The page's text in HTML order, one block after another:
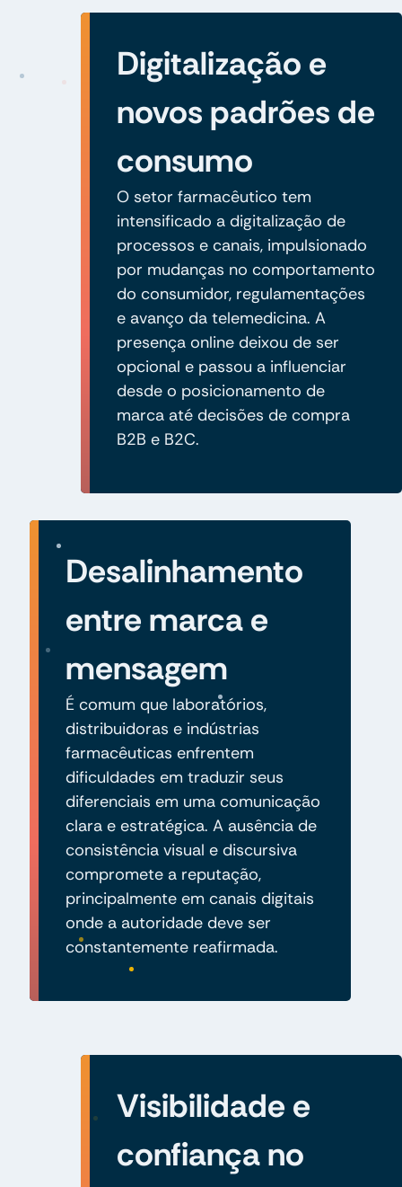
Digitalização e
novos padrões de
consumo
O setor farmacêutico tem
intensificado a digitalização de
processos e canais, impulsionado
por mudanças no comportamento
do consumidor, regulamentações
e avanço da telemedicina. A
presença online deixou de ser
opcional e passou a influenciar
desde o posicionamento de
marca até decisões de compra
B2B e B2C.
Desalinhamento
entre marca e
mensagem
É comum que laboratórios,
distribuidoras e indústrias
farmacêuticas enfrentem
dificuldades em traduzir seus
diferenciais em uma comunicação
clara e estratégica. A ausência de
consistência visual e discursiva
compromete a reputação,
principalmente em canais digitais
onde a autoridade deve ser
constantemente reafirmada.
Visibilidade e
confiança no